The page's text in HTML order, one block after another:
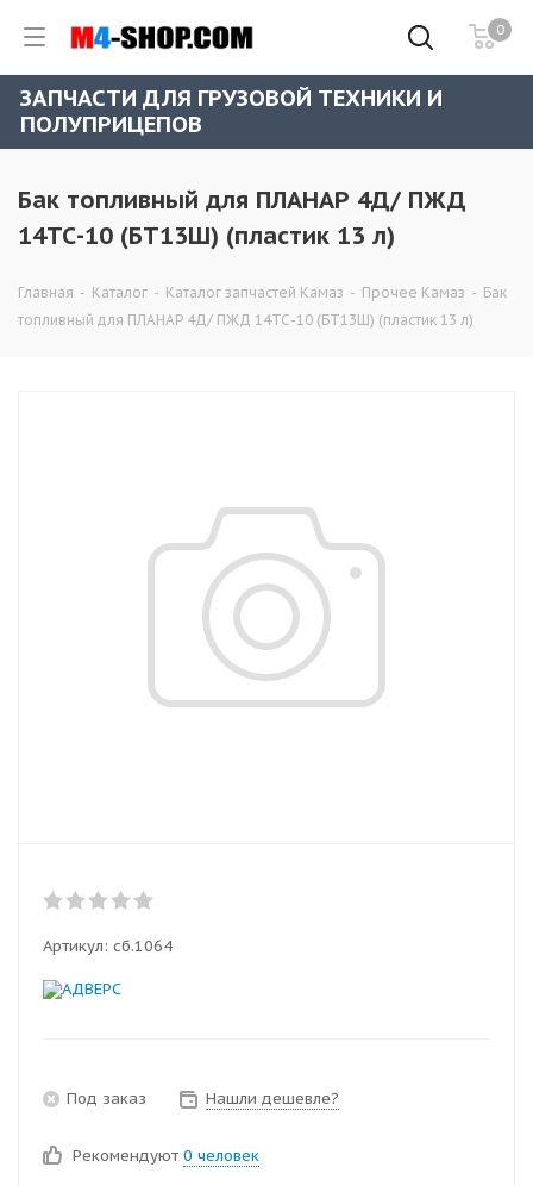
0
ЗАПЧАСТИ ДЛЯ ГРУЗОВОЙ ТЕХНИКИ И
ПОЛУПРИЦЕПОВ
Бак топливный для ПЛАНАР 4Д/ ПЖД
14ТС-10 (БТ13Ш) (пластик 13 л)
Главная - Каталог - Каталог запчастей Камаз - Прочее Камаз - Бак
топливный для ПЛАНАР 4Д/ ПЖД 14ТС-10 (БТ13Ш) (пластик 13 л)
Артикул: сб.1064
Под заказ Нашли дешевле?
Рекомендуют 0 человек